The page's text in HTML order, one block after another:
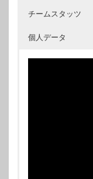
チームスタッツ
個人データ